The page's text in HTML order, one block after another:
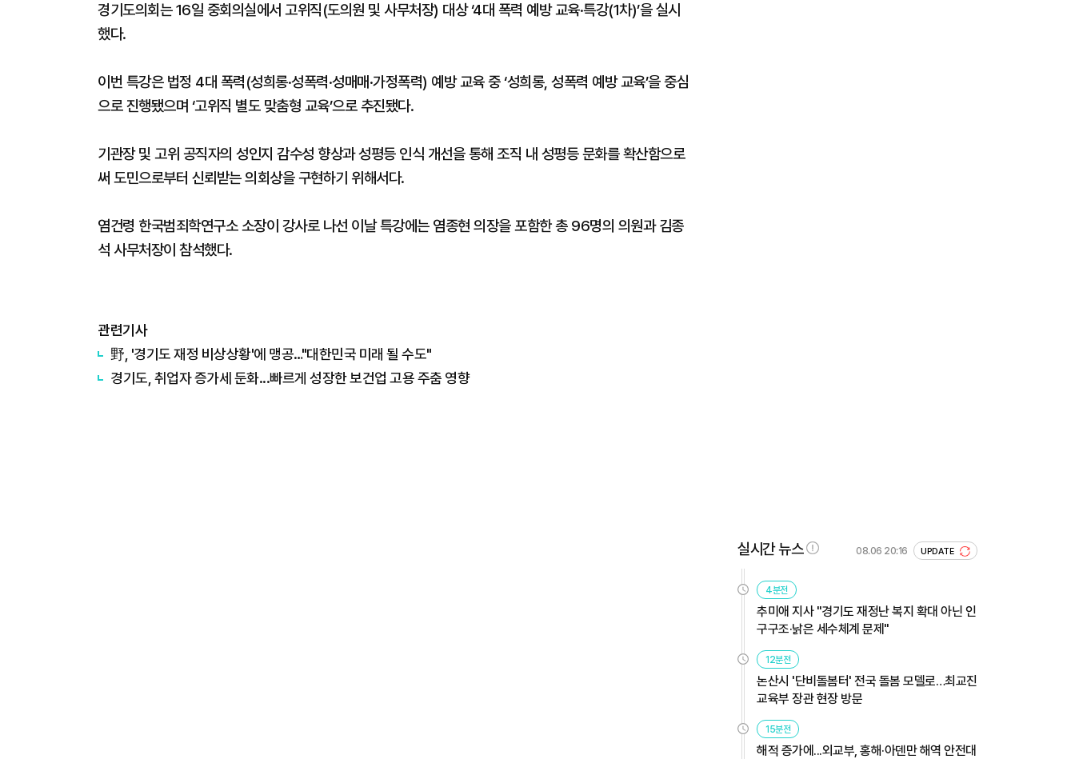
경기도의회는 16일 중회의실에서 고위직(도의원 및 사무처장) 대상 ‘4대 폭력 예방 교육·특강(1차)’을 실시
했다.
이번 특강은 법정 4대 폭력(성희롱·성폭력·성매매·가정폭력) 예방 교육 중 ‘성희롱, 성폭력 예방 교육’을 중심
으로 진행됐으며 ‘고위직 별도 맞춤형 교육’으로 추진됐다.
기관장 및 고위 공직자의 성인지 감수성 향상과 성평등 인식 개선을 통해 조직 내 성평등 문화를 확산함으로
써 도민으로부터 신뢰받는 의회상을 구현하기 위해서다.
염건령 한국범죄학연구소 소장이 강사로 나선 이날 특강에는 염종현 의장을 포함한 총 96명의 의원과 김종
석 사무처장이 참석했다.
관련기사
野, '경기도 재정 비상상황'에 맹공…"대한민국 미래 될 수도"
경기도, 취업자 증가세 둔화...빠르게 성장한 보건업 고용 주춤 영향
실시간 뉴스 08.06 20:16 UPDATE
4분전
추미애 지사 "경기도 재정난 복지 확대 아닌 인
구구조·낡은 세수체계 문제"
12분전
논산시 '단비돌봄터' 전국 돌봄 모델로…최교진
교육부 장관 현장 방문
15분전
해적 증가에...외교부, 홍해·아덴만 해역 안전대